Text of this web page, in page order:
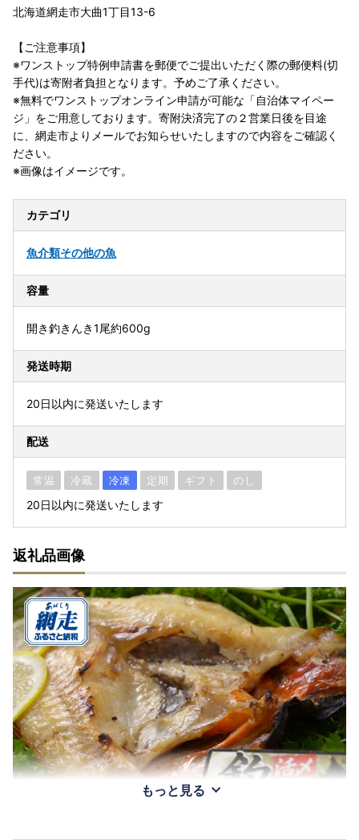
北海道網走市大曲1丁目13-6
【ご注意事項】
※ワンストップ特例申請書を郵便でご提出いただく際の郵便料(切
手代)は寄附者負担となります。予めご了承ください。
※無料でワンストップオンライン申請が可能な「自治体マイペー
ジ」をご用意しております。寄附決済完了の２営業日後を目途
に、網走市よりメールでお知らせいたしますので内容をご確認く
ださい。
※画像はイメージです。
カテゴリ
魚介類その他の魚
容量
開き釣きんき1尾約600g
発送時期
20日以内に発送いたします
配送
常温 冷蔵 冷凍 定期 ギフト のし
20日以内に発送いたします
返礼品画像
もっと見る